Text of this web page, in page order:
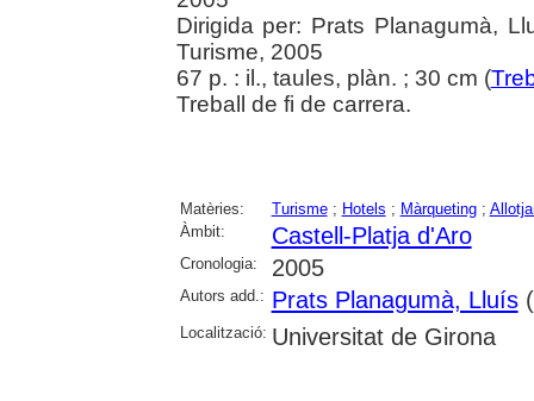
Dirigida per: Prats Planagumà,
Turisme, 2005
67 p. : il., taules, plàn. ; 30 cm (
Treball de fi de carrera.
Matèries: Turisme; Hotels ; Màrqueting;
Àmbit:
Castell-Platja d'Aro
Cronologia: 2005
Autors add.: Prats Planagumà, Lluís
Localització: Universitat de Girona